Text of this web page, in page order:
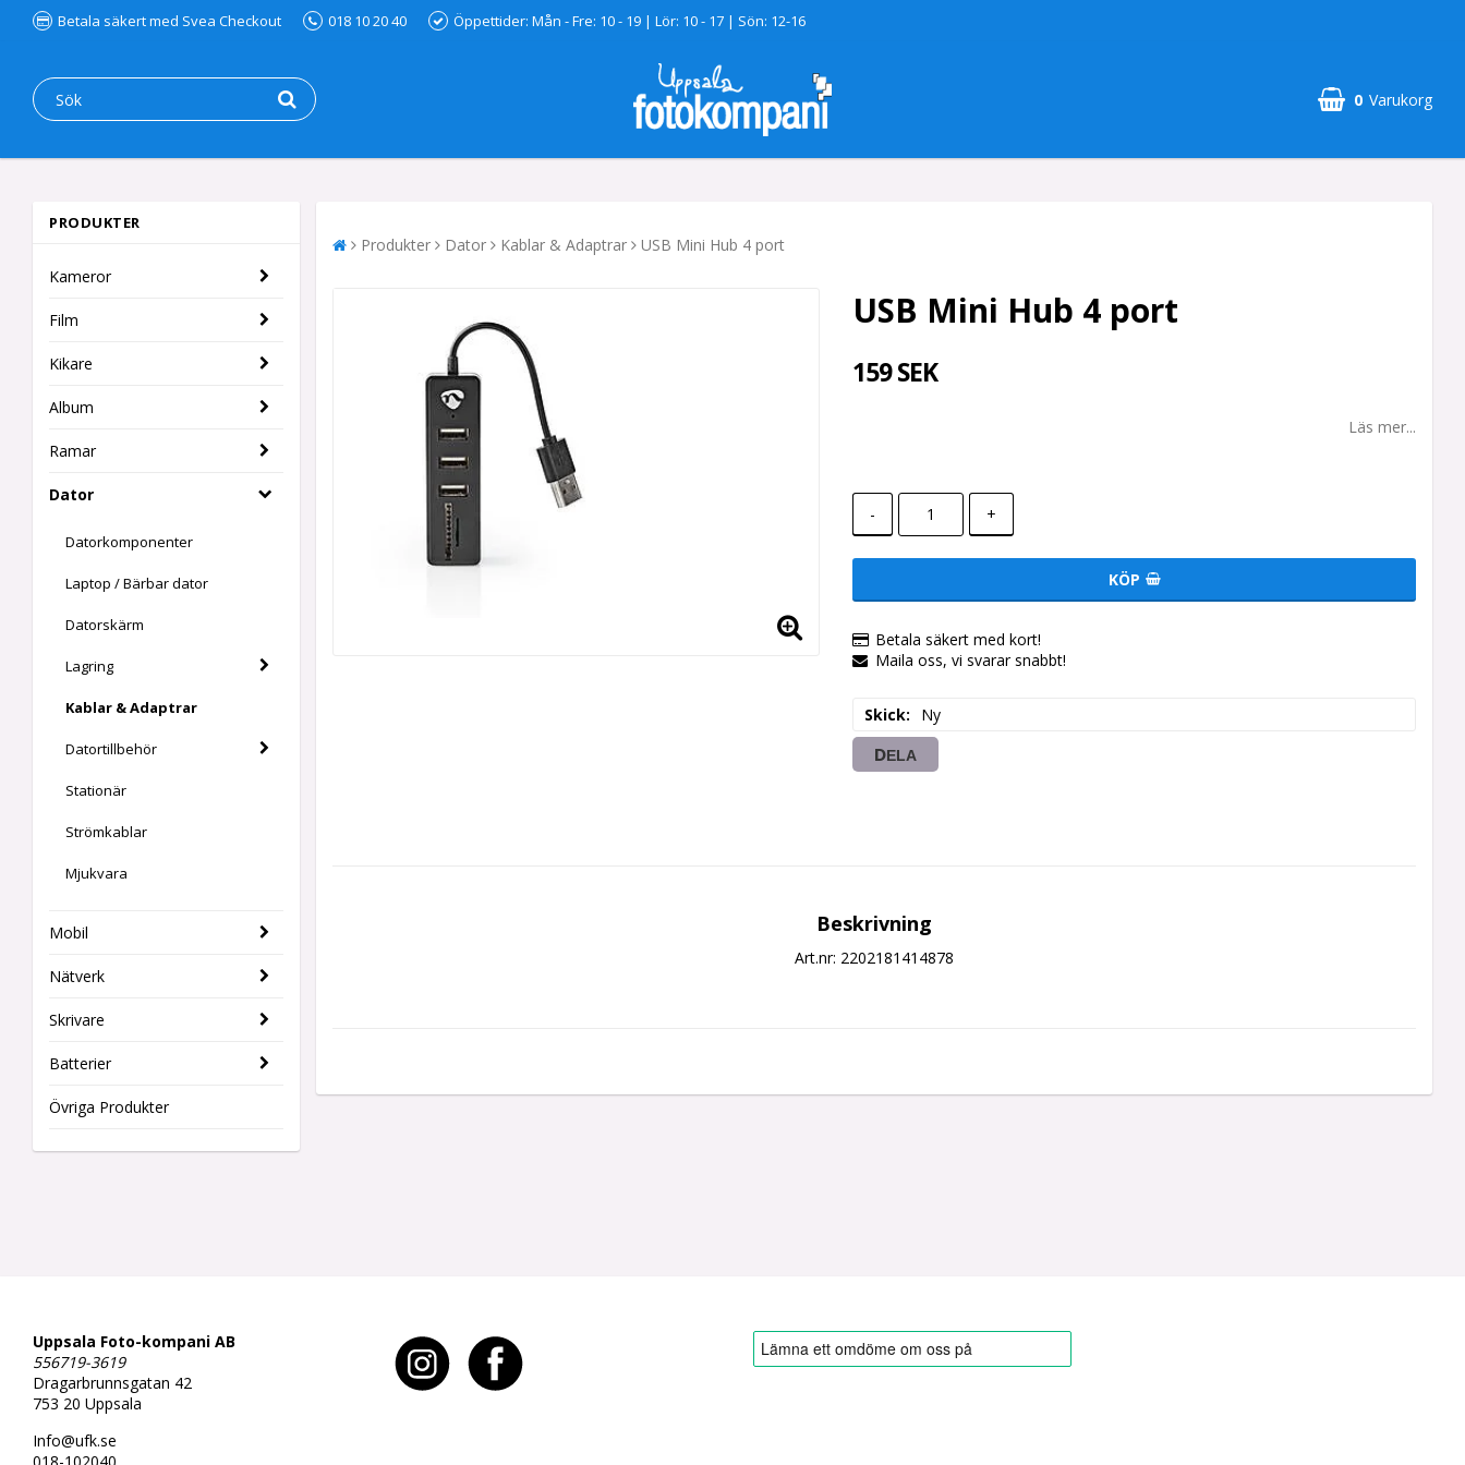
Betala säkert med Svea Checkout 018 10 20 40 Öppettider: Mån - Fre: 10 - 19 | Lör: 10 - 17 | Sön: 12-16
0 Varukorg
PRODUKTER
Kameror
Film
Kikare
Album
Ramar
Dator
Datorkomponenter
Laptop / Bärbar dator
Datorskärm
Lagring
Kablar & Adaptrar
Datortillbehör
Stationär
Strömkablar
Mjukvara
Mobil
Nätverk
Skrivare
Batterier
Övriga Produkter
Produkter Dator Kablar & Adaptrar USB Mini Hub 4 port
USB Mini Hub 4 port
159 SEK
Läs mer...
- +
KÖP
Betala säkert med kort!
Maila oss, vi svarar snabbt!
Skick Ny
DELA
Beskrivning
Art.nr: 2202181414878
Uppsala Foto-kompani AB
556719-3619
Dragarbrunnsgatan 42
753 20 Uppsala
Info@ufk.se
018-102040